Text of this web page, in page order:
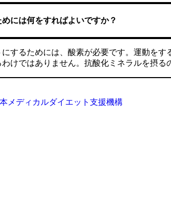
には何をすればよいですか？
するためには、酸素が必要です。運動を
けではありません。抗酸化ミネラルを摂
メディカルダイエット支援機構